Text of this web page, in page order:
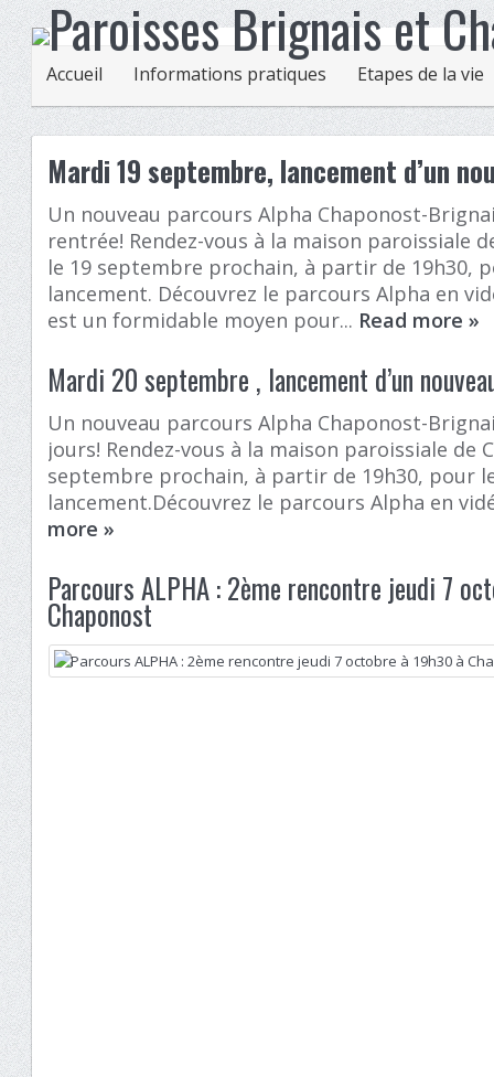
Accueil Informations pratiques Etapes de la vie
Mardi 19 septembre, lancement d’un
Un nouveau parcours Alpha Chaponost-
rentrée! Rendez-vous à la maison paroissiale
le 19 septembre prochain, à partir de 19h30,
lancement. Découvrez le parcours Alpha en
est un formidable moyen pour... Read more»
Mardi 20 septembre , lancement d’un
Un nouveau parcours Alpha Chaponost-
jours! Rendez-vous à la maison paroissiale de
septembre prochain, à partir de 19h30, pour
lancement.Découvrez le parcours Alpha en
more»
Parcours ALPHA : 2ème rencontre jeudi 7
Chaponost